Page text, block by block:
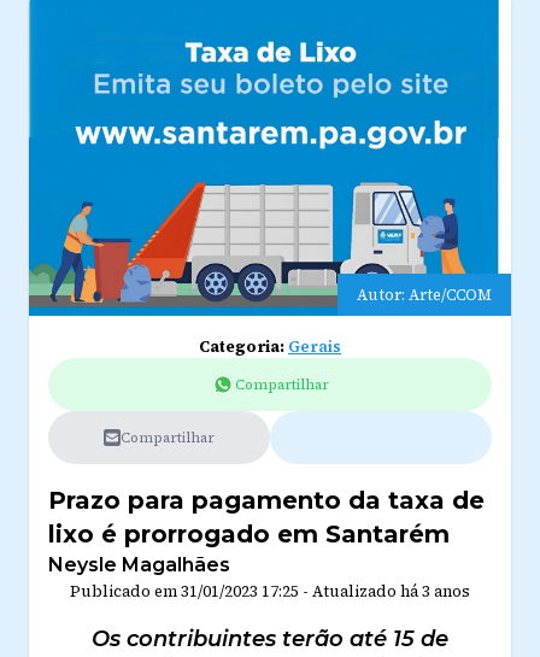
Autor: Arte/CCOM
Categoria: Gerais
Compartilhar
Compartilhar
Prazo para pagamento da taxa de
lixo é prorrogado em Santarém
Neysle Magalhães
Publicado em31/01/2023 17:25 - Atualizado há 3 anos
Os contribuintes terão até 15 de